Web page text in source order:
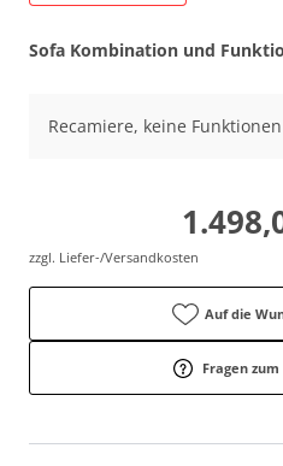
Sofa Kombination und
Recamiere, keine Funktionen
zzgl. Liefer-/Versandkosten
Auf die
Fragen